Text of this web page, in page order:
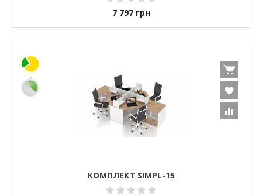
7 797 грн
КОМПЛЕКТ SIMPL-15